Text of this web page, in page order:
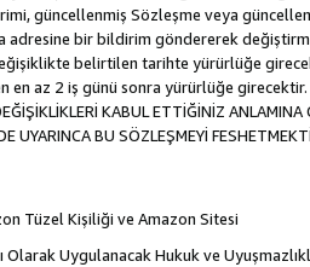
güncellenmiş Sözleşme veya
bir bildirim göndererek
belirtilen tarihte yürürlüğe
az 2 iş günü sonra yürürlüğe girecektir.
KABUL ETTİĞİNİZ
UYARINCA BU SÖZLEŞMEYİ
Tüzel Kişiliği ve Amazon Sitesi
Olarak Uygulanacak Hukuk ve